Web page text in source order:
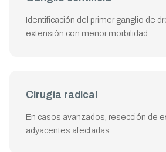
Identificación del primer ganglio de
extensión con menor morbilidad.
Cirugía radical
En casos avanzados, resección de
adyacentes afectadas.